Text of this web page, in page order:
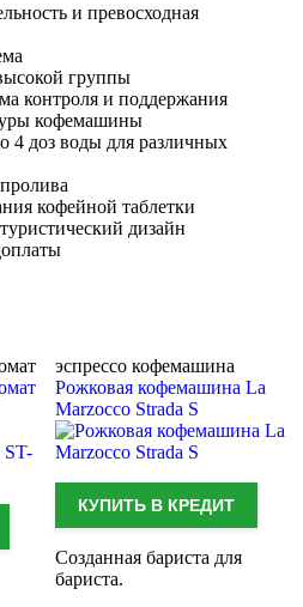
и превосходная
группы
контроля и поддержания
кофемашины
4 доз воды для различных
кофейной таблетки
дизайн
эспрессо кофемашина
Рожковая кофемашина La
Marzocco Strada S
КУПИТЬ В КРЕДИТ
Созданная бариста для
бариста.